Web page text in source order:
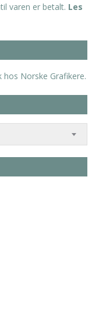
varen er betalt. Les
Norske Grafikere.